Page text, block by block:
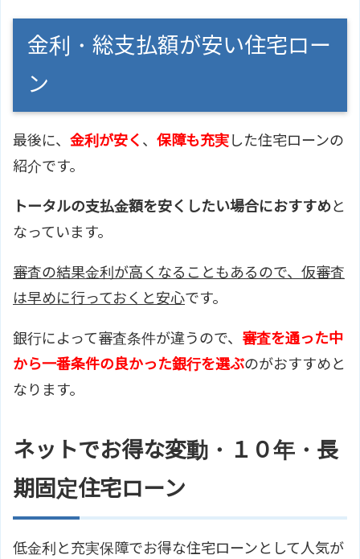
金利・総支払額が安い住宅ロー
ン
最後に、 金利が安く 、 保障も充実した住宅ローンの
紹介です。
トータルの支払金額を安くしたい場合におすすめと
なっています。
審査の結果金利が高くなることもあるので、仮審査
は早めに行っておくと安心です。
銀行によって審査条件が違うので、 審査を通った中
から一番条件の良かった銀行を選ぶのがおすすめと
なります。
ネットでお得な変動・１０年・長
期固定住宅ローン
低金利と充実保障でお得な住宅ローンとして人気が